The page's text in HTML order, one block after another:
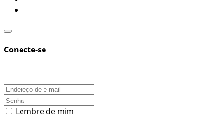
Conecte-se
Lembre de mim